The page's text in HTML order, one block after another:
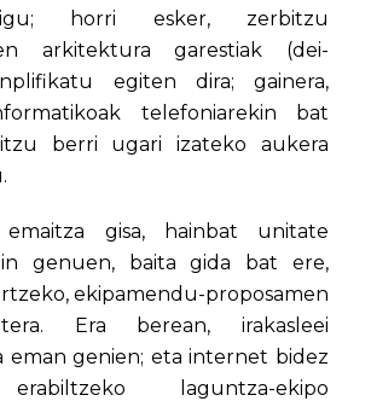
horri esker, zerbitzu
arkitektura garestiak (dei-
egiten dira; gainera,
telefoniarekin bat
berri ugari izateko aukera
gisa, hainbat unitate
genuen, baita gida bat ere,
ekipamendu-proposamen
Era berean, irakasleei
eman genien; eta internet bidez
laguntza-ekipo